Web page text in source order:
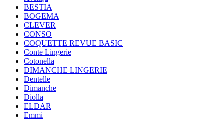
BESTIA
BOGEMA
CLEVER
CONSO
COQUETTE REVUE BASIC
Conte Lingerie
Cotonella
DIMANCHE LINGERIE
Dentelle
Dimanche
Diolla
ELDAR
Emmi